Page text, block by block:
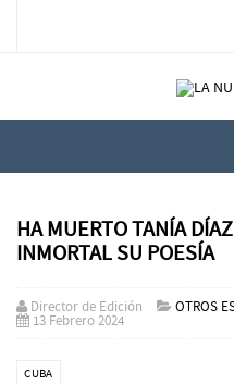
HA MUERTO TANÍA
INMORTAL SU POESÍA
Director de Edición OTROS
13 Febrero 2024
CUBA